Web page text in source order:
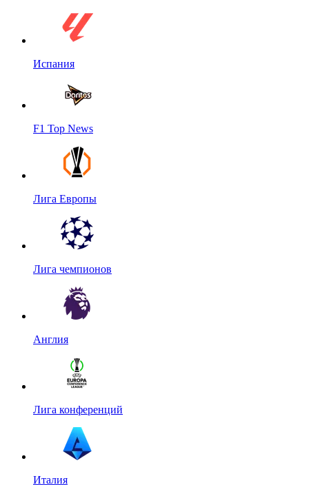
Испания
F1 Top News
Лига Европы
Лига чемпионов
Англия
Лига конференций
Италия